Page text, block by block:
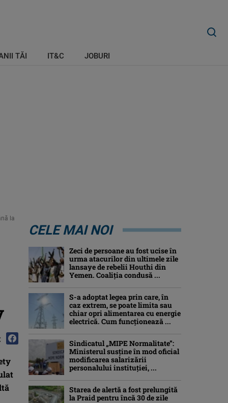
TĂI IT&C JOBURI
la
CELE MAI NOI
Zeci de persoane au fost ucise în
urma atacurilor din ultimele zile
lansaye de rebelii Houthi din
Yemen. Coaliția condusă ...
S-a adoptat legea prin care, în
caz extrem, se poate limita sau
chiar opri alimentarea cu energie
electrică. Cum funcționează ...
Sindicatul „MIPE Normalitate”:
Ministerul susține în mod oficial
modificarea salarizării
personalului instituției, ...
Starea de alertă a fost prelungită
la Praid pentru încă 30 de zile